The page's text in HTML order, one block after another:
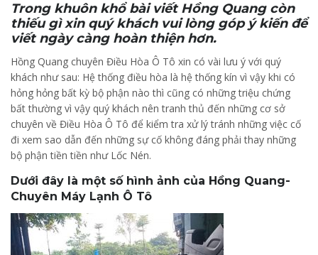
Trong khuôn khổ bài viết Hồng Quang còn
thiếu gì xin quý khách vui lòng góp ý kiến ​​để
viết ngày càng hoàn thiện hơn.
Hồng Quang chuyên Điều Hòa Ô Tô xin có vài lưu ý với quý
khách như sau: Hệ thống điều hòa là hệ thống kín vì vậy khi có
hỏng hỏng bất kỳ bộ phận nào thì cũng có những triệu chứng
bất thường vì vậy quý khách nên tranh thủ đến những cơ sở
chuyên về Điều Hòa Ô Tô để kiểm tra xử lý tránh những việc cố
đi xem sao dẫn đến những sự cố không đáng phải thay những
bộ phận tiền tiền như Lốc Nén.
Dưới đây là một số hình ảnh của Hồng Quang-
Chuyên Máy Lạnh Ô Tô